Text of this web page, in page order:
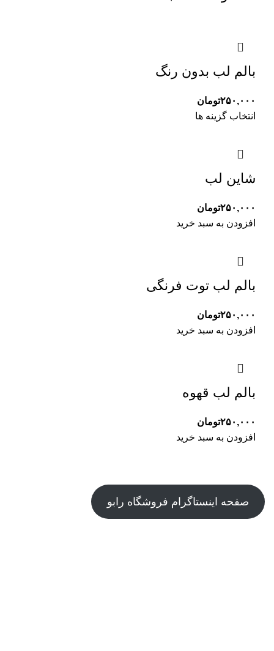
بالم لب بدون رنگ
۲۵۰,۰۰۰تومان
انتخاب گزینه ها
شاین لب
۲۵۰,۰۰۰تومان
افزودن به سبد خرید
بالم لب توت فرنگی
۲۵۰,۰۰۰تومان
افزودن به سبد خرید
بالم لب قهوه
۲۵۰,۰۰۰تومان
افزودن به سبد خرید
صفحه اینستاگرام فروشگاه رابو